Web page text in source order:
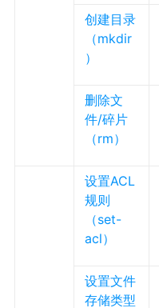
创建目录
（mkdir
）
删除文
件/碎片
（rm）
设置ACL
规则
（set-
acl）
设置文件
存储类型